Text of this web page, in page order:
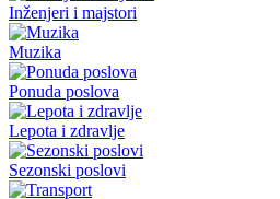
Inženjeri i majstori
Muzika
Ponuda poslova
Lepota i zdravlje
Sezonski poslovi